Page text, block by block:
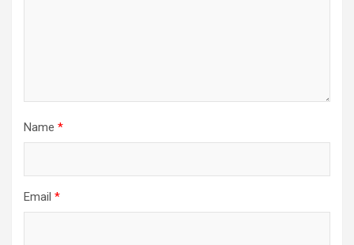
Name *
Email *